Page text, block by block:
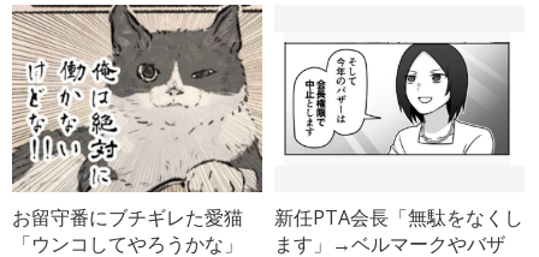
お留守番にブチギレた愛猫
「ウンコしてやろうかな」
新任PTA会長「無駄をなくし
ます」→ベルマークやバザ